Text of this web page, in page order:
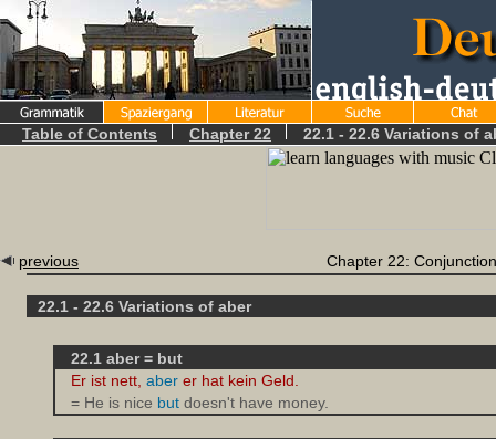
Table of Contents Chapter 22 22.1 - 22.6 Variations of
previous Chapter 22:
22.1 - 22.6 Variations of aber
22.1 aber = but
Er ist nett, aber er hat kein Geld.
= He is nice but doesn't have money.